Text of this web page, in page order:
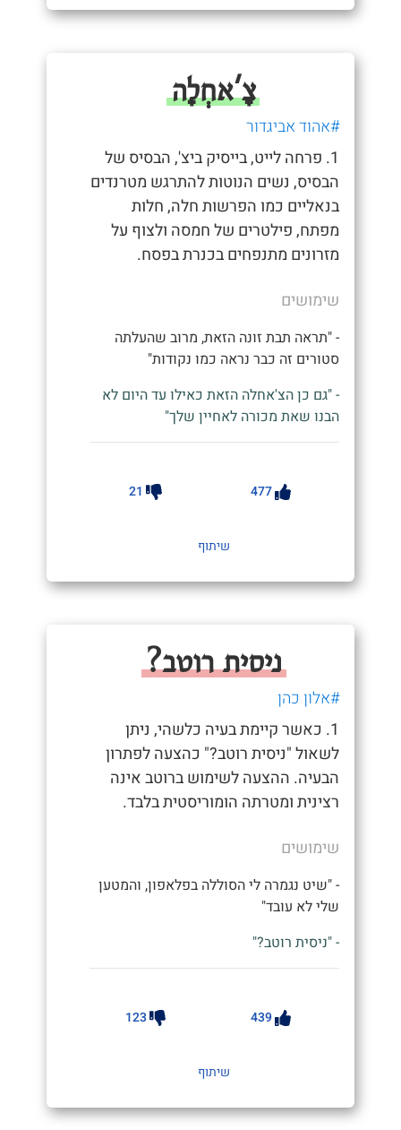
צָ'אחְלָה
#אהוד אביגדור
1. פרחה לייט, בייסיק ביצ', הבסיס של
הבסיס, נשים הנוטות להתרגש מטרנדים
בנאליים כמו הפרשות חלה, חלות
מפתח, פילטרים של חמסה ולצוף על
מזרונים מתנפחים בכנרת בפסח.
שימושים
- "תראה תבת זונה הזאת, מרוב שהעלתה
סטורים זה כבר נראה כמו נקודות"
- "גם כן הצ'אחלה הזאת כאילו עד היום לא
הבנו שאת מכורה לאחיין שלך"
477
21
שיתוף
ניסית רוטב?
#אלון כהן
1. כאשר קיימת בעיה כלשהי, ניתן
לשאול "ניסית רוטב?" כהצעה לפתרון
הבעיה. ההצעה לשימוש ברוטב אינה
רצינית ומטרתה הומוריסטית בלבד.
שימושים
- "שיט נגמרה לי הסוללה בפלאפון, והמטען
שלי לא עובד"
- "ניסית רוטב?"
439
123
שיתוף